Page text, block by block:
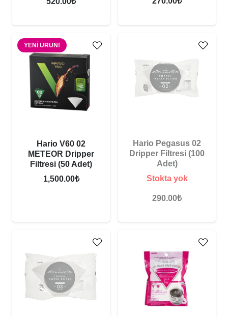
YENI ÜRÜN!
Hario V60 02
METEOR Dripper
Filtresi (50 Adet)
1,500.00₺
Hario Pegasus 02
Dripper Filtresi (100
Adet)
Stokta yok
290.00₺